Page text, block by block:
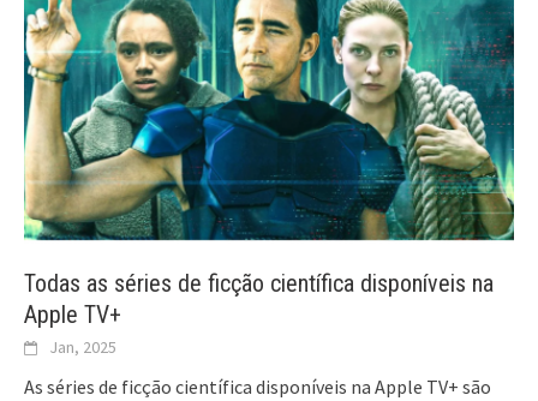
Todas as séries de ficção científica disponíveis na
Apple TV+
Jan, 2025
As séries de ficção científica disponíveis na Apple TV+ são